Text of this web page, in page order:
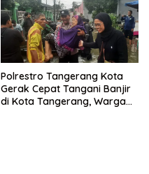
Polrestro Tangerang Kota
Gerak Cepat Tangani Banjir
di Kota Tangerang, Warga